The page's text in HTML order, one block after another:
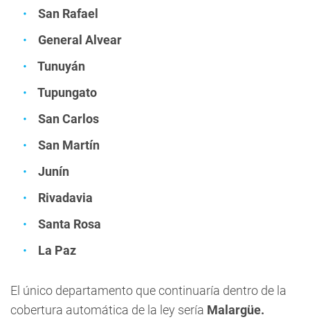
San Rafael
General Alvear
Tunuyán
Tupungato
San Carlos
San Martín
Junín
Rivadavia
Santa Rosa
La Paz
El único departamento que continuaría dentro de la
cobertura automática de la ley sería Malargüe.